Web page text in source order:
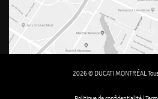
2026 © DUCATI MONTRÉAL